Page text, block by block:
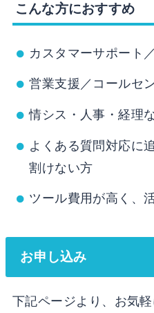
こんな方におすすめ
カスタマーサポート
営業支援／コールセ
情シス・人事・経理
よくある質問対応に
割けない方
ツール費用が高く、
お申し込み
下記ページより、お気